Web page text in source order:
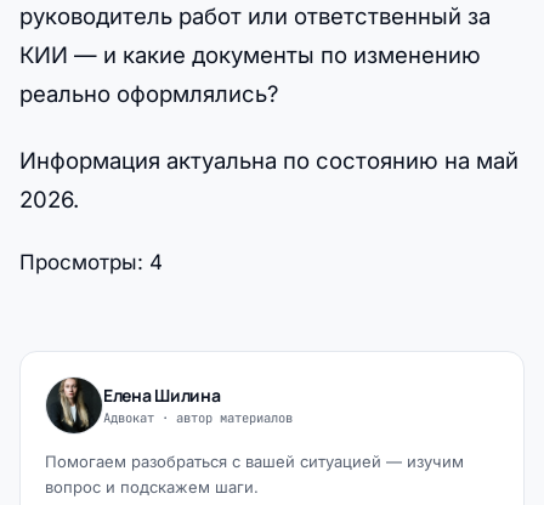
руководитель работ или ответственный за
КИИ — и какие документы по изменению
реально оформлялись?
Информация актуальна по состоянию на май
2026.
Просмотры: 4
Елена Шилина
Адвокат · автор материалов
Помогаем разобраться с вашей ситуацией — изучим
вопрос и подскажем шаги.